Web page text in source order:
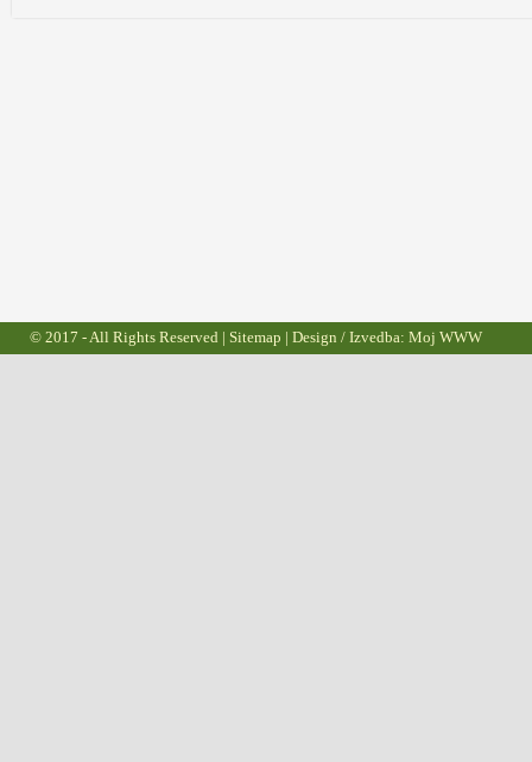
© 2017 - All Rights Reserved | Sitemap | Design / Izvedba: Moj WWW